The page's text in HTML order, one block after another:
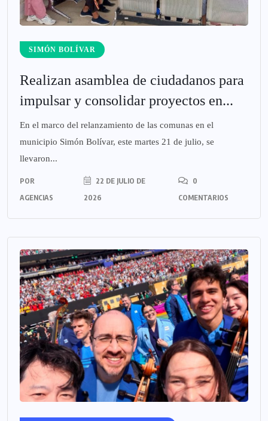
SIMÓN BOLÍVAR
Realizan asamblea de ciudadanos para
impulsar y consolidar proyectos en...
En el marco del relanzamiento de las comunas en el
municipio Simón Bolívar, este martes 21 de julio, se
llevaron...
POR
AGENCIAS
22 DE JULIO DE
2026
0
COMENTARIOS